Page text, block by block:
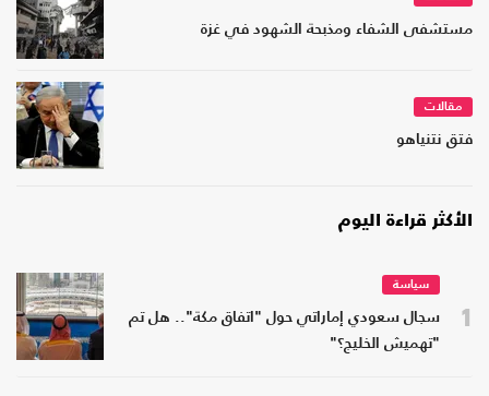
مستشفى الشفاء ومذبحة الشهود في غزة
مقالات
فتق نتنياهو
الأكثر قراءة اليوم
1
سياسة
سجال سعودي إماراتي حول "اتفاق مكة".. هل تم
"تهميش الخليج؟"